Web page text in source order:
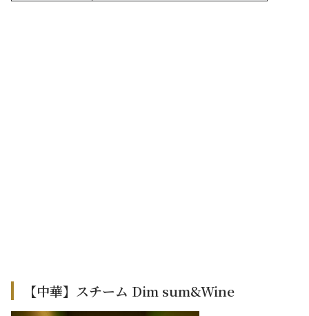
【中華】スチーム Dim sum&Wine